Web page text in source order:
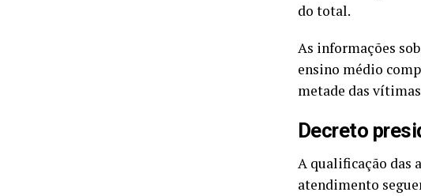
do total.
As informações
ensino médio
metade das
Decreto
A qualificação das
atendimento